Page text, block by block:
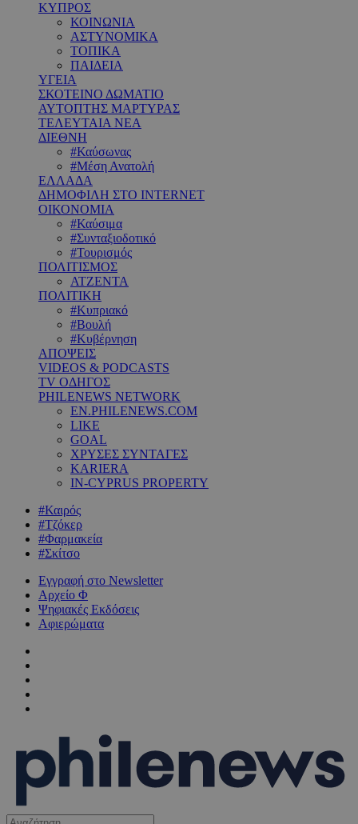
ΚΥΠΡΟΣ
ΚΟΙΝΩΝΙΑ
ΑΣΤΥΝΟΜΙΚΑ
ΤΟΠΙΚΑ
ΠΑΙΔΕΙΑ
ΥΓΕΙΑ
ΣΚΟΤΕΙΝΟ ΔΩΜΑΤΙΟ
ΑΥΤΟΠΤΗΣ ΜΑΡΤΥΡΑΣ
ΤΕΛΕΥΤΑΙΑ ΝΕΑ
ΔΙΕΘΝΗ
#Καύσωνας
#Μέση Ανατολή
ΕΛΛΑΔΑ
ΔΗΜΟΦΙΛΗ ΣΤΟ INTERNET
ΟΙΚΟΝΟΜΙΑ
#Καύσιμα
#Συνταξιοδοτικό
#Τουρισμός
ΠΟΛΙΤΙΣΜΟΣ
ΑΤΖΕΝΤΑ
ΠΟΛΙΤΙΚΗ
#Κυπριακό
#Βουλή
#Κυβέρνηση
ΑΠΟΨΕΙΣ
VIDEOS & PODCASTS
TV ΟΔΗΓΟΣ
PHILENEWS NETWORK
EN.PHILENEWS.COM
LIKE
GOAL
ΧΡΥΣΕΣ ΣΥΝΤΑΓΕΣ
KARIERA
IN-CYPRUS PROPERTY
#Καιρός
#Τζόκερ
#Φαρμακεία
#Σκίτσο
Εγγραφή στο Newsletter
Αρχείο Φ
Ψηφιακές Εκδόσεις
Αφιερώματα